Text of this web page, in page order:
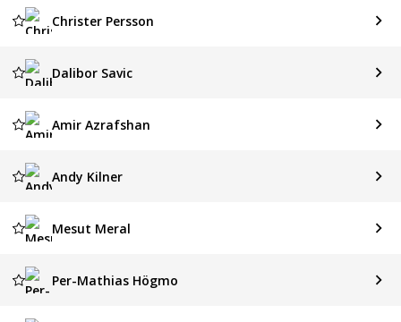
Christer Persson
Dalibor Savic
Amir Azrafshan
Andy Kilner
Mesut Meral
Per-Mathias Högmo